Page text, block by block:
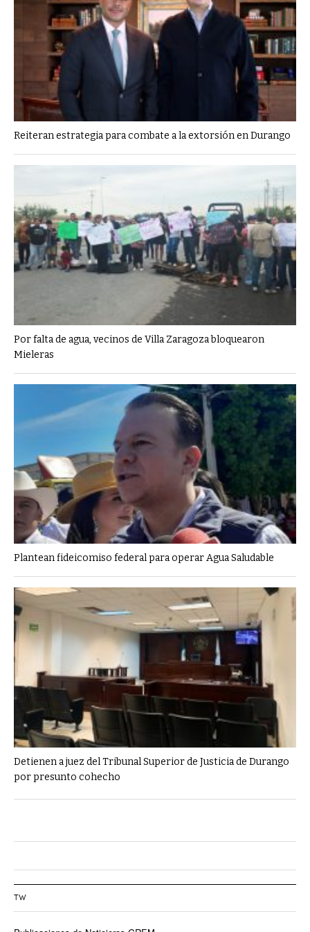
Reiteran estrategia para combate a la extorsión en Durango
Por falta de agua, vecinos de Villa Zaragoza bloquearon
Mieleras
Plantean fideicomiso federal para operar Agua Saludable
Detienen a juez del Tribunal Superior de Justicia de Durango
por presunto cohecho
TW